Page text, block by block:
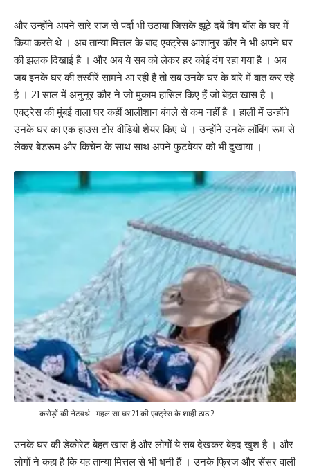
और उन्होंने अपने सारे राज से पर्दा भी उठाया जिसके झूठे दबें बिग बॉस के घर में
किया करते थे । अब तान्या मित्तल के बाद एक्ट्रेस आशानुर कौर ने भी अपने घर
की झलक दिखाई है । और अब ये सब को लेकर हर कोई दंग रहा गया है । अब
जब इनके घर की तस्वीरें सामने आ रही है तो सब उनके घर के बारे में बात कर रहे
है । 21 साल में अनुनूर कौर ने जो मुकाम हासिल किए हैं जो बेहत खास है ।
एक्ट्रेस की मुंबई वाला घर कहीं आलीशान बंगले से कम नहीं है । हाली में उन्होंने
उनके घर का एक हाउस टोर वीडियो शेयर किए थे । उन्होंने उनके लॉबिंग रूम से
लेकर बेडरूम और किचेन के साथ साथ अपने फुटवेयर को भी दुखाया ।
करोड़ों की नेटवर्थ.. महल सा घर 21 की एक्ट्रेस के शाही ठाठ 2
उनके घर की डेकोरेट बेहत खास है और लोगों ये सब देखकर बेहद खुश है । और
लोगों ने कहा है कि यह तान्या मित्तल से भी धनी हैं । उनके फ्रिज और सेंसर वाली